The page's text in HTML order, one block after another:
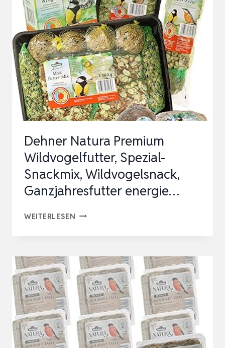
SCHALENFREIE
MISCHUNG
FÜR
EINEN
SAUBEREN
BALKON
–
WERTVOLLES
WILD…
Dehner Natura Premium
Wildvogelfutter, Spezial-
Snackmix, Wildvogelsnack,
Ganzjahresfutter energie…
WEITERLESEN DEHNER
WILDVOGELFUTTER,
SPEZIAL-
SNACKMIX,
WILDVOGELSNACK,
GANZJAHRESFUTTER
ENERGIE…